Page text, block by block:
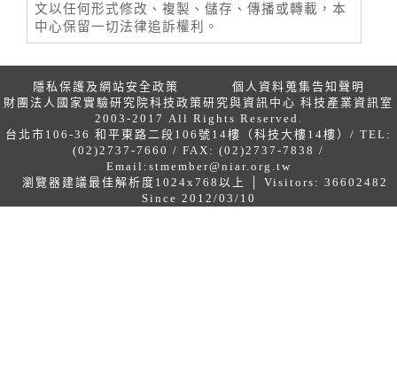
文以任何形式修改、複製、儲存、傳播或轉載，本
中心保留一切法律追訴權利。
隱私保護及網站安全政策
個人資料蒐集告知聲明
財團法人國家實驗研究院科技政策研究與資訊中心 科技產業資訊室
2003-2017 All Rights Reserved.
台北市106-36 和平東路二段106號14樓（科技大樓14樓）/ TEL:
(02)2737-7660 / FAX: (02)2737-7838 /
Email: stmember@niar.org.tw
瀏覽器建議最佳解析度1024x768以上 │ Visitors: 36602482
Since 2012/03/10